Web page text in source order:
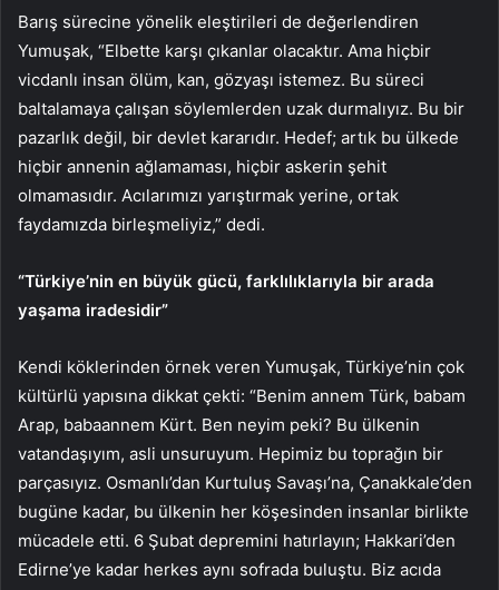
Barış sürecine yönelik eleştirileri de değerlendiren
Yumuşak, “Elbette karşı çıkanlar olacaktır. Ama hiçbir
vicdanlı insan ölüm, kan, gözyaşı istemez. Bu süreci
baltalamaya çalışan söylemlerden uzak durmalıyız. Bu bir
pazarlık değil, bir devlet kararıdır. Hedef; artık bu ülkede
hiçbir annenin ağlamaması, hiçbir askerin şehit
olmamasıdır. Acılarımızı yarıştırmak yerine, ortak
faydamızda birleşmeliyiz,” dedi.
“Türkiye’nin en büyük gücü, farklılıklarıyla bir arada
yaşama iradesidir”
Kendi köklerinden örnek veren Yumuşak, Türkiye’nin çok
kültürlü yapısına dikkat çekti: “Benim annem Türk, babam
Arap, babaannem Kürt. Ben neyim peki? Bu ülkenin
vatandaşıyım, asli unsuruyum. Hepimiz bu toprağın bir
parçasıyız. Osmanlı’dan Kurtuluş Savaşı’na, Çanakkale’den
bugüne kadar, bu ülkenin her köşesinden insanlar birlikte
mücadele etti. 6 Şubat depremini hatırlayın; Hakkari’den
Edirne’ye kadar herkes aynı sofrada buluştu. Biz acıda